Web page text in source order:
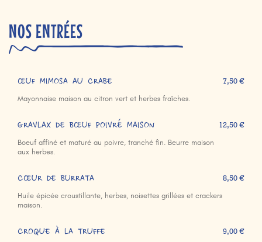
NOS ENTRÉES
ŒUF MIMOSA AU CRABE
Mayonnaise maison au citron vert et herbes fraîches.
7,50 €
GRAVLAX DE BŒUF POIVRÉ MAISON
Boeuf affiné et maturé au poivre, tranché fin. Beurre maison
aux herbes.
12,50 €
CŒUR DE BURRATA
Huile épicée croustillante, herbes, noisettes grillées et crackers
maison.
8,50 €
CROQUE À LA TRUFFE 9,00 €